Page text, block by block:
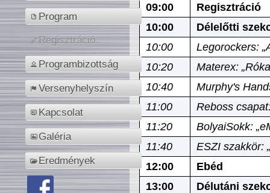
Program
Regisztráció
Programbizottság
Versenyhelyszín
Kapcsolat
Galéria
Eredmények
09:00
Regisztráció
10:00
Délelőtti
10:00
Legorockers:
10:20
Materex:
10:40
Murphy's
11:00
Reboss
11:20
BolyaiSokk:
11:40
ESZI szakkör:
12:00
Ebéd
13:00
Délutáni